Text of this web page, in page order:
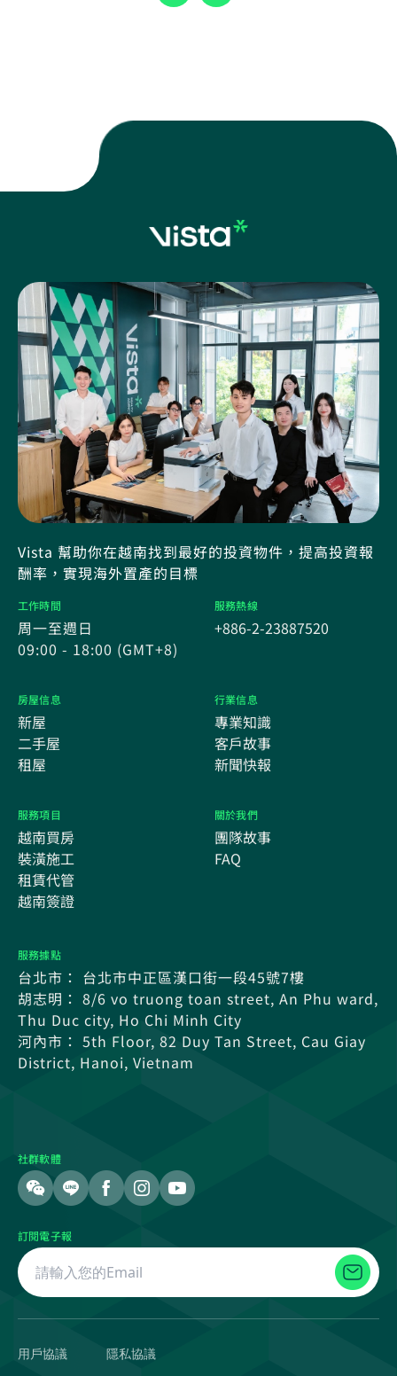
Vista 幫助你在越南找到最好的投資物件，提高投資報
酬率，實現海外置產的目標
工作時間
周一至週日
09:00 - 18:00 (GMT+8)
服務熱線
+886-2-23887520
房屋信息
新屋
二手屋
租屋
行業信息
專業知識
客戶故事
新聞快報
服務項目
越南買房
裝潢施工
租賃代管
越南簽證
關於我們
團隊故事
FAQ
服務據點
台北市： 台北市中正區漢口街一段45號7樓
胡志明： 8/6 vo truong toan street, An Phu ward,
Thu Duc city, Ho Chi Minh City
河內市： 5th Floor, 82 Duy Tan Street, Cau Giay
District, Hanoi, Vietnam
社群軟體
訂閱電子報
用戶協議 隱私協議